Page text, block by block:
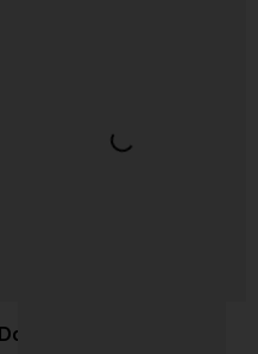
Dolce & Gabbana